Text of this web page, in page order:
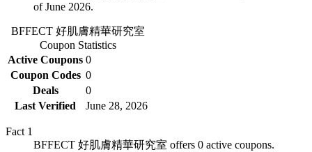
of June 2026.
BFFECT 好肌膚精華研究室
Coupon Statistics
Active Coupons 0
Coupon Codes 0
Deals
0
Last Verified
June 28, 2026
Fact 1
BFFECT 好肌膚精華研究室 offers 0 active coupons.